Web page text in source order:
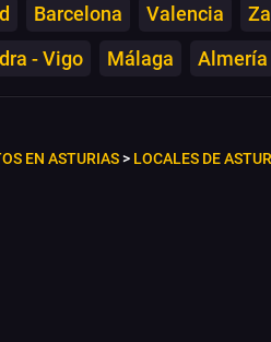
Barcelona Valencia
- Vigo
Málaga Almería
EN ASTURIAS> LOCALES DE